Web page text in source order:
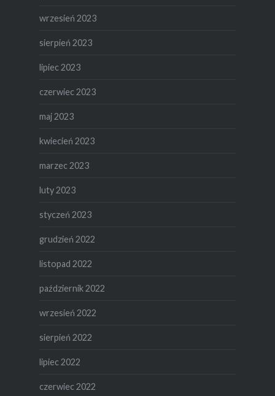
wrzesień 2023
sierpień 2023
lipiec 2023
czerwiec 2023
maj 2023
kwiecień 2023
marzec 2023
luty 2023
styczeń 2023
grudzień 2022
listopad 2022
październik 2022
wrzesień 2022
sierpień 2022
lipiec 2022
czerwiec 2022